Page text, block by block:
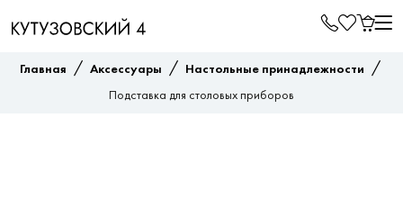
Главная / Аксессуары / Настольные принадлежности /
Подставка для столовых приборов